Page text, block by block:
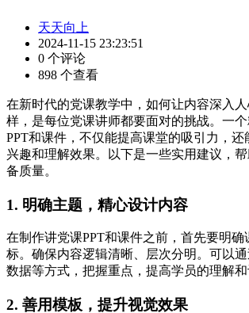
天天向上
2024-11-15 23:23:51
0 个评论
898 个查看
在新时代的党课教学中，如何让内容深入
样，是每位党课讲师都要面对的挑战。一
PPT和课件，不仅能提高课堂的吸引力，还
兴趣和理解效果。以下是一些实用建议，
备质量。
1. 明确主题，精心设计内容
在制作讲党课PPT和课件之前，首先要明确
标。确保内容逻辑清晰、层次分明。可以通
数据等方式，把握重点，提高学员的理解和
2. 善用模板，提升视觉效果